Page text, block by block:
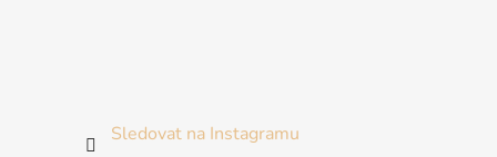
Sledovat na Instagramu